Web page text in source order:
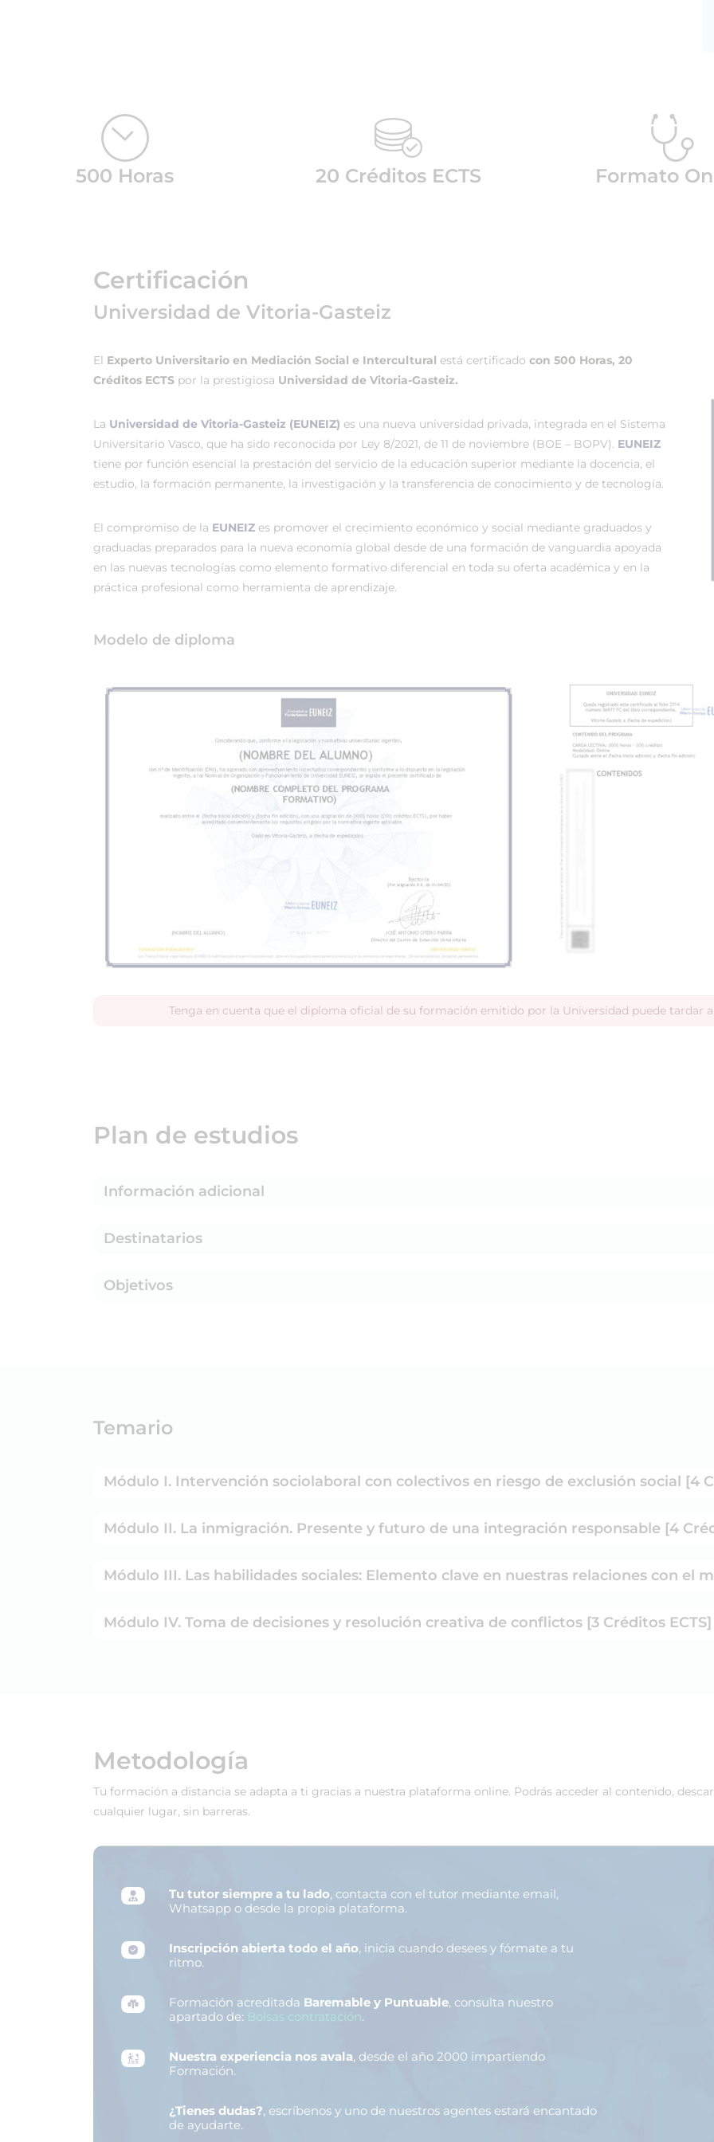
500 Horas 20 Créditos ECTS Formato
Certificación
Universidad de Vitoria-Gasteiz
El Experto Universitario en Mediación Social e Intercultural está certificado con 500 Horas, 20
Créditos ECTS por la prestigiosa Universidad de Vitoria-Gasteiz.
La Universidad de Vitoria-Gasteiz (EUNEIZ) es una nueva universidad privada, integrada en el Sistema
Universitario Vasco, que ha sido reconocida por Ley 8/2021, de 11 de noviembre (BOE – BOPV). EUNEIZ
tiene por función esencial la prestación del servicio de la educación superior mediante la docencia, el
estudio, la formación permanente, la investigación y la transferencia de conocimiento y de tecnología.
El compromiso de la EUNEIZ es promover el crecimiento económico y social mediante graduados y
graduadas preparados para la nueva economía global desde de una formación de vanguardia apoyada
en las nuevas tecnologías como elemento formativo diferencial en toda su oferta académica y en la
práctica profesional como herramienta de aprendizaje.
Modelo de diploma
Tenga en cuenta que el diploma oficial de su formación emitido por la Universidad puede tardar
Plan de estudios
Información adicional
Destinatarios
Objetivos
Temario
Módulo I. Intervención sociolaboral con colectivos en riesgo de exclusión social [4
Módulo II. La inmigración. Presente y futuro de una integración responsable [4
Módulo III. Las habilidades sociales: Elemento clave en nuestras relaciones con el
Módulo IV. Toma de decisiones y resolución creativa de conflictos [3 Créditos ECTS]
Metodología
Tu formación a distancia se adapta a ti gracias a nuestra plataforma online. Podrás acceder al contenido,
cualquier lugar, sin barreras.
Tu tutor siempre a tu lado, contacta con el tutor mediante email,
Whatsapp o desde la propia plataforma.
Inscripción abierta todo el año, inicia cuando desees y fórmate a tu
ritmo.
Formación acreditada Baremable y Puntuable, consulta nuestro
apartado de: Bolsas contratación.
Nuestra experiencia nos avala, desde el año 2000 impartiendo
Formación.
¿Tienes dudas?, escríbenos y uno de nuestros agentes estará encantado
de ayudarte.